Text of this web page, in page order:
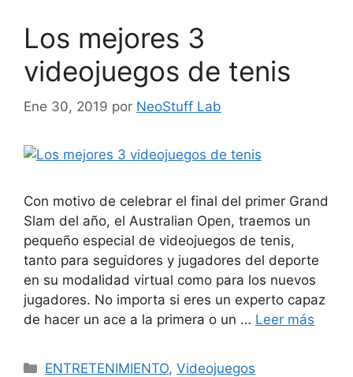
Los mejores 3
videojuegos de tenis
Ene 30, 2019 por NeoStuff Lab
Con motivo de celebrar el final del primer Grand
Slam del año, el Australian Open, traemos un
pequeño especial de videojuegos de tenis,
tanto para seguidores y jugadores del deporte
en su modalidad virtual como para los nuevos
jugadores. No importa si eres un experto capaz
de hacer un ace a la primera o un … Leer más
Categorías
ENTRETENIMIENTO,Videojuegos